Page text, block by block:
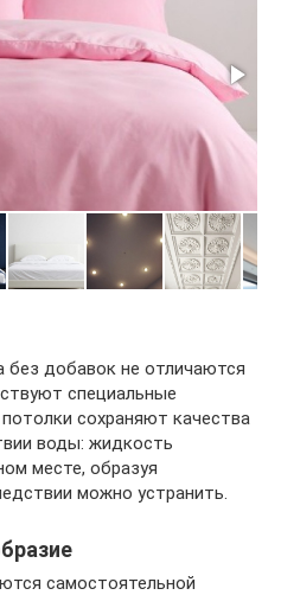
без добавок не отличаются
специальные
сохраняют качества
воды: жидкость
месте, образуя
можно устранить.
самостоятельной